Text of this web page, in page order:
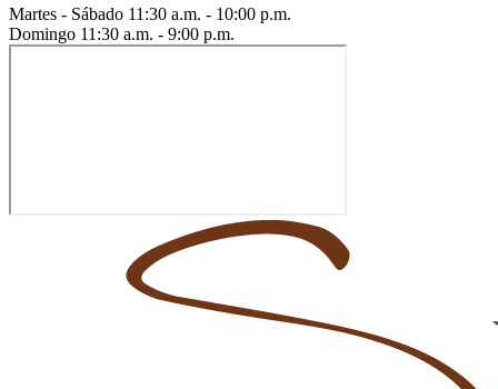
Martes - Sábado 11:30 a.m. - 10:00 p.m.
Domingo 11:30 a.m. - 9:00 p.m.